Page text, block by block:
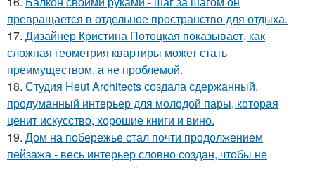
превращается в отдельное пространство для отдыха.
17. Дизайнер Кристина Потоцкая показывает, как
сложная геометрия квартиры может стать
преимуществом, а не проблемой.
18. Студия Heut Architects создала сдержанный,
продуманный интерьер для молодой пары, которая
ценит искусство, хорошие книги и вино.
19. Дом на побережье стал почти продолжением
пейзажа - весь интерьер словно создан, чтобы не